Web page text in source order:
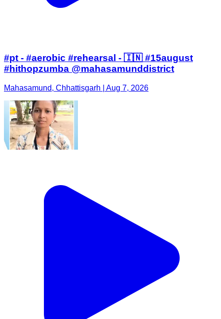
#pt - #aerobic #rehearsal - 🇮🇳 #15august
#hithopzumba @mahasamunddistrict
Mahasamund, Chhattisgarh | Aug 7, 2026